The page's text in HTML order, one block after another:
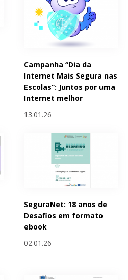
Campanha “Dia da
Internet Mais Segura nas
Escolas”: Juntos por uma
Internet melhor
13.01.26
SeguraNet: 18 anos de
Desafios em formato
ebook
02.01.26